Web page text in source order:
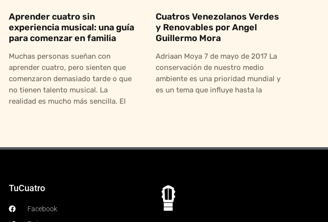
Aprender cuatro sin
experiencia musical: una guía
para comenzar en familia
Muchas personas sueñan con
aprender cuatro, pero sienten que
comenzaron demasiado tarde o que
no tienen talento musical. La
realidad es mucho más sencilla. El
Cuatros Venezolanos Verdes
y Renovables por Angel
Guillermo Mora
Adriaan Moya 7 de mayo de 2017 La
conservación de nuestro medio
ambiente es una prioridad mundial y
es un tema que influye hasta la
TuCuatro
Facebook